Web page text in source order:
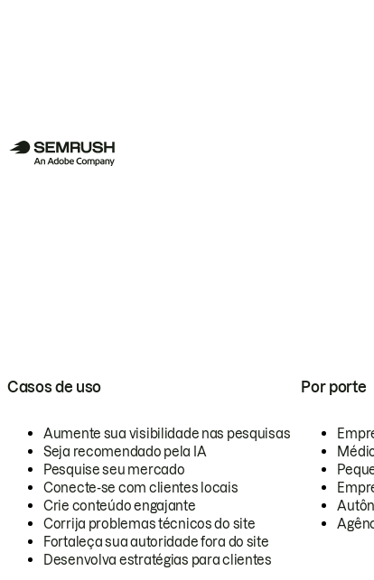
Casos de uso
Aumente sua visibilidade nas pesquisas
Seja recomendado pela IA
Pesquise seu mercado
Conecte-se com clientes locais
Crie conteúdo engajante
Corrija problemas técnicos do site
Fortaleça sua autoridade fora do site
Desenvolva estratégias para clientes
Por porte